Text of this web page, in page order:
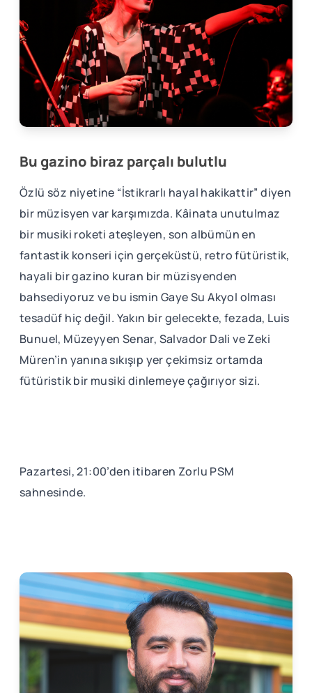
Bu gazino biraz parçalı bulutlu
Özlü söz niyetine “İstikrarlı hayal hakikattir” diyen
bir müzisyen var karşımızda. Kâinata unutulmaz
bir musiki roketi ateşleyen, son albümün en
fantastik konseri için gerçeküstü, retro fütüristik,
hayali bir gazino kuran bir müzisyenden
bahsediyoruz ve bu ismin Gaye Su Akyol olması
tesadüf hiç değil. Yakın bir gelecekte, fezada, Luis
Bunuel, Müzeyyen Senar, Salvador Dali ve Zeki
Müren’in yanına sıkışıp yer çekimsiz ortamda
fütüristik bir musiki dinlemeye çağırıyor sizi.
Pazartesi, 21:00’den itibaren Zorlu PSM
sahnesinde.